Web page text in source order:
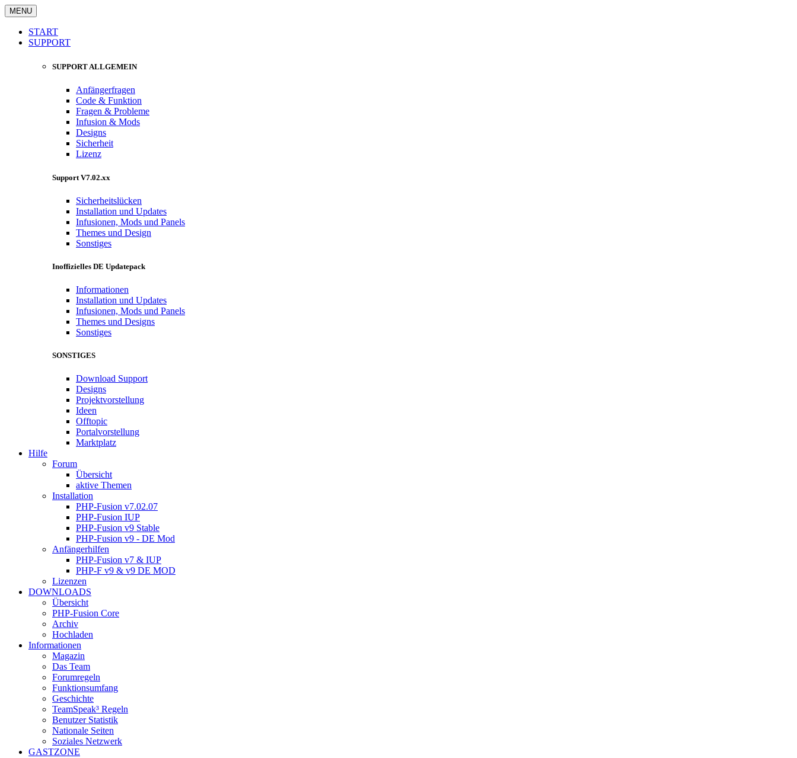
MENU
START
SUPPORT
SUPPORT ALLGEMEIN
Anfängerfragen
Code & Funktion
Fragen & Probleme
Infusion & Mods
Designs
Sicherheit
Lizenz
Support V7.02.xx
Sicherheitslücken
Installation und Updates
Infusionen, Mods und Panels
Themes und Design
Sonstiges
Inoffizielles DE Updatepack
Informationen
Installation und Updates
Infusionen, Mods und Panels
Themes und Designs
Sonstiges
SONSTIGES
Download Support
Designs
Projektvorstellung
Ideen
Offtopic
Portalvorstellung
Marktplatz
Hilfe
Forum
Übersicht
aktive Themen
Installation
PHP-Fusion v7.02.07
PHP-Fusion IUP
PHP-Fusion v9 Stable
PHP-Fusion v9 - DE Mod
Anfängerhilfen
PHP-Fusion v7 & IUP
PHP-F v9 & v9 DE MOD
Lizenzen
DOWNLOADS
Übersicht
PHP-Fusion Core
Archiv
Hochladen
Informationen
Magazin
Das Team
Forumregeln
Funktionsumfang
Geschichte
TeamSpeak³ Regeln
Benutzer Statistik
Nationale Seiten
Soziales Netzwerk
GASTZONE